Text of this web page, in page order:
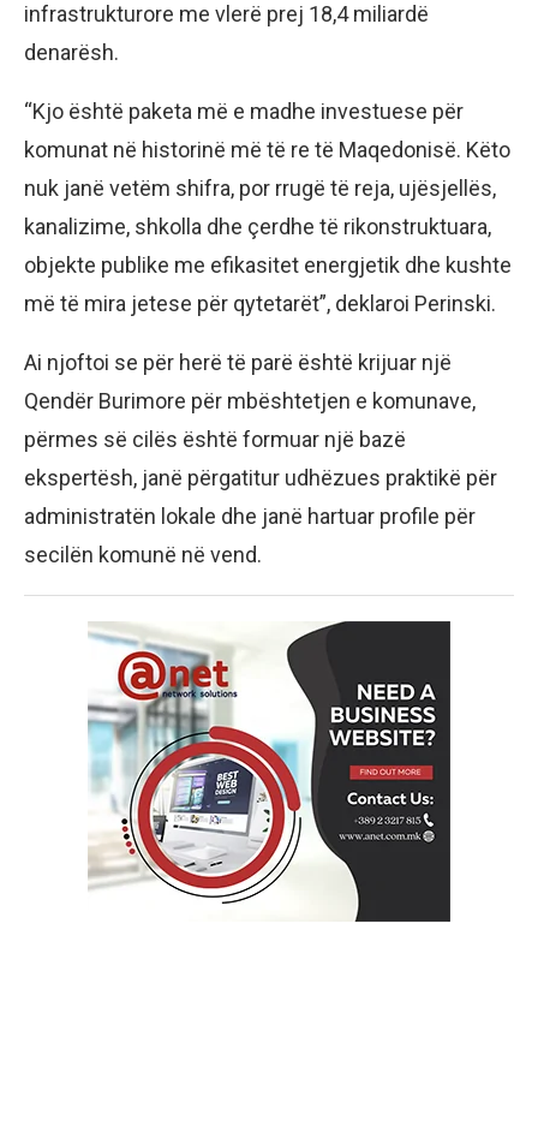
infrastrukturore me vlerë prej 18,4 miliardë
denarësh.
“Kjo është paketa më e madhe investuese për
komunat në historinë më të re të Maqedonisë. Këto
nuk janë vetëm shifra, por rrugë të reja, ujësjellës,
kanalizime, shkolla dhe çerdhe të rikonstruktuara,
objekte publike me efikasitet energjetik dhe kushte
më të mira jetese për qytetarët”, deklaroi Perinski.
Ai njoftoi se për herë të parë është krijuar një
Qendër Burimore për mbështetjen e komunave,
përmes së cilës është formuar një bazë
ekspertësh, janë përgatitur udhëzues praktikë për
administratën lokale dhe janë hartuar profile për
secilën komunë në vend.